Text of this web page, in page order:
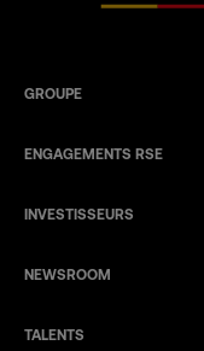
GROUPE
ENGAGEMENTS RSE
INVESTISSEURS
NEWSROOM
TALENTS